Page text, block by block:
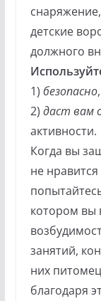
детские
должного
1) безопасно,
2) даст вам
активности.
Когда вы
не
котором вы
занятий,
них
благодаря